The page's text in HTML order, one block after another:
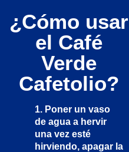
¿Cómo usar
el Café
Verde
Cafetolio?
1. Poner un vaso
de agua a hervir
una vez esté
hirviendo, apagar la